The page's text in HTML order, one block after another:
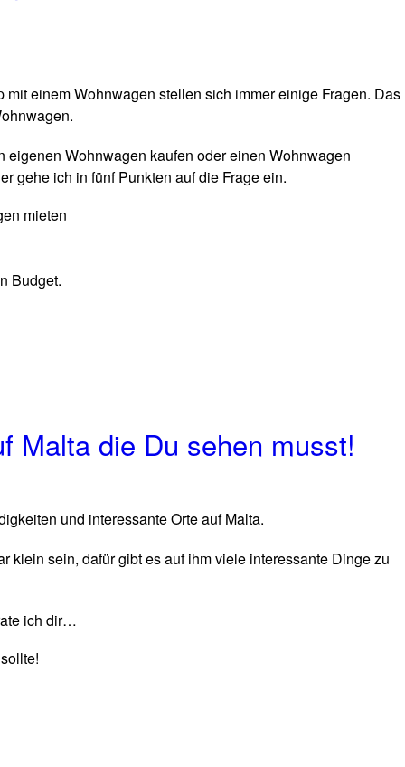
einem Wohnwagen stellen sich immer einige Fragen. Das
eigenen Wohnwagen kaufen oder einen Wohnwagen
gehe ich in fünf Punkten auf die Frage ein.
mieten
Budget.
Malta die Du sehen musst!
und interessante Orte auf Malta.
klein sein, dafür gibt es auf ihm viele interessante Dinge zu
ich dir…